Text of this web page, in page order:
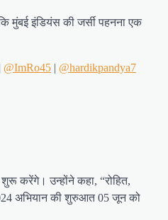
मुंबई इंडियंस की जर्सी पहनना एक
@ImRo45 | @hardikpandya7
शुरू करेंगे। उन्होंने कहा, “रोहित,
अभियान की शुरुआत 05 जून को